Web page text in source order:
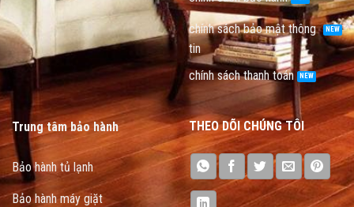
chính sách bảo mật thông
tin
chính sách thanh toán
Trung tâm bảo hành
Bảo hành tủ lạnh
Bảo hành máy giặt
THEO DÕI CHÚNG TÔI